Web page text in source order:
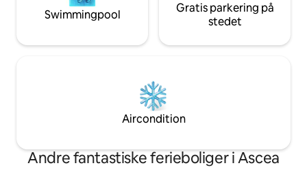
Swimmingpool
Gratis parkering på
stedet
Aircondition
Andre fantastiske ferieboliger i Ascea